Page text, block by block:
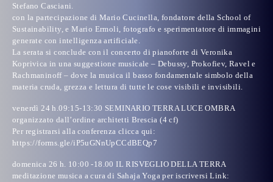
Stefano Casciani.
con la partecipazione di Mario Cucinella, fondatore della School of
Sustainability, eMario Ermoli, fotografo e sperimentatore di immagini
generate con intelligenza artificiale.
La serata si conclude con il concerto di pianoforte di Veronika
Koprivicain una suggestione musicale – Debussy, Prokofiev, Ravel e
Rachmaninoff – dove la musica il basso fondamentale simbolo della
materia cruda, grezza e lettura di tutte le cose visibili e invisibili.
venerdì 24 h.09:15-13:30 SEMINARIO TERRA LUCE OMBRA
organizzato dall’ordine architetti Brescia (4 cf)
Per registrarsi alla conferenza clicca qui:
https://forms.gle/iP5uGNnUpCCdBEQp7
domenica 26 h. 10:00 -18.00 IL RISVEGLIO DELLA TERRA
meditazione musica a cura di Sahaja Yoga per iscriversi Link: